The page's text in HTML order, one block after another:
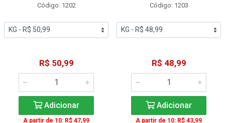
Código: 1202
R$ 50,99
Adicionar
A partir de 10: R$ 47,99
Código: 1203
R$ 48,99
Adicionar
A partir de 10: R$ 43,99